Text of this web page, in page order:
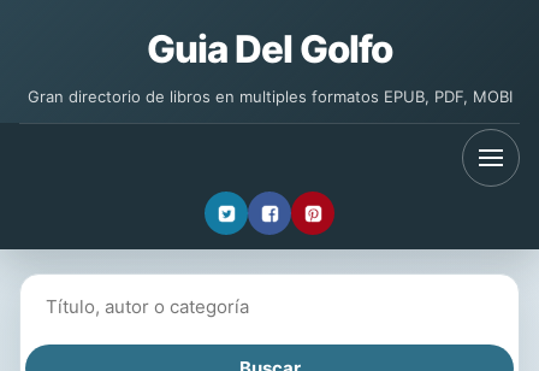
Guia Del Golfo
Gran directorio de libros en multiples formatos EPUB, PDF, MOBI